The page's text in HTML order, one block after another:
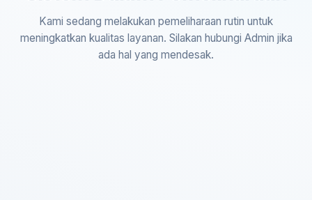
Kami sedang melakukan pemeliharaan rutin untuk
meningkatkan kualitas layanan. Silakan hubungi Admin jika
ada hal yang mendesak.